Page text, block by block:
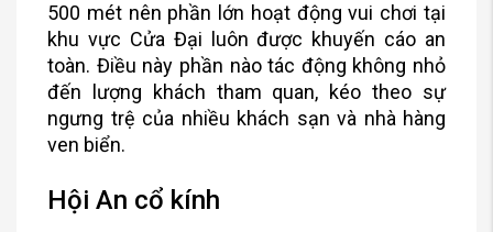
500 mét nên phần lớn hoạt động vui chơi tại
khu vực Cửa Đại luôn được khuyến cáo an
toàn. Điều này phần nào tác động không nhỏ
đến lượng khách tham quan, kéo theo sự
ngưng trệ của nhiều khách sạn và nhà hàng
ven biển.
Hội An cổ kính